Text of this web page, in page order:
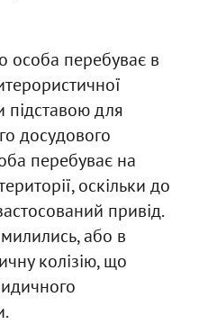
особа перебуває в
підставою для
досудового
перебуває на
оскільки до
привід.
або в
колізію, що